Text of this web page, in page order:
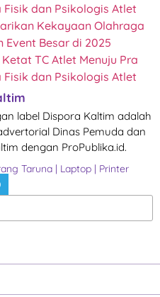
dan Psikologis Atlet
Kekayaan Olahraga
Besar di 2025
TC Atlet Menuju Pra
dan Psikologis Atlet
label Dispora Kaltim adalah
Dinas Pemuda dan
dengan ProPublika.id.
Taruna | Laptop | Printer